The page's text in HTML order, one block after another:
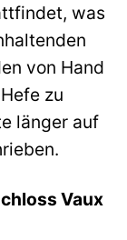
was
von Hand
zu
länger auf
Vaux